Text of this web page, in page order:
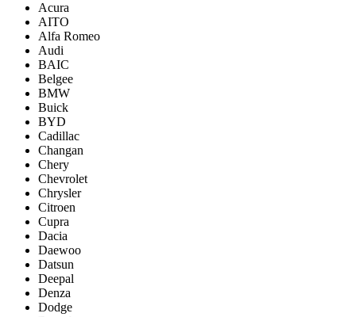
Acura
AITO
Alfa Romeo
Audi
BAIC
Belgee
BMW
Buick
BYD
Cadillac
Changan
Chery
Chevrolet
Chrysler
Citroen
Cupra
Dacia
Daewoo
Datsun
Deepal
Denza
Dodge